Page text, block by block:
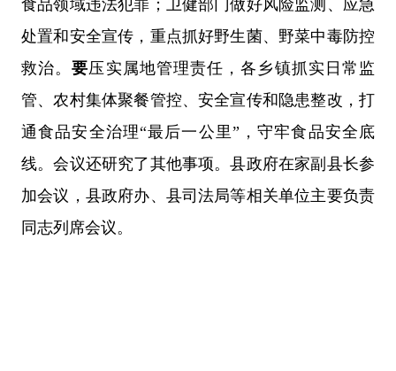
食品领域违法犯罪；卫健部门做好风险监测、应急
处置和安全宣传，重点抓好野生菌、野菜中毒防控
救治。要压实属地管理责任，各乡镇抓实日常监
管、农村集体聚餐管控、安全宣传和隐患整改，打
通食品安全治理“最后一公里”，守牢食品安全底
线。会议还研究了其他事项。县政府在家副县长参
加会议，县政府办、县司法局等相关单位主要负责
同志列席会议。